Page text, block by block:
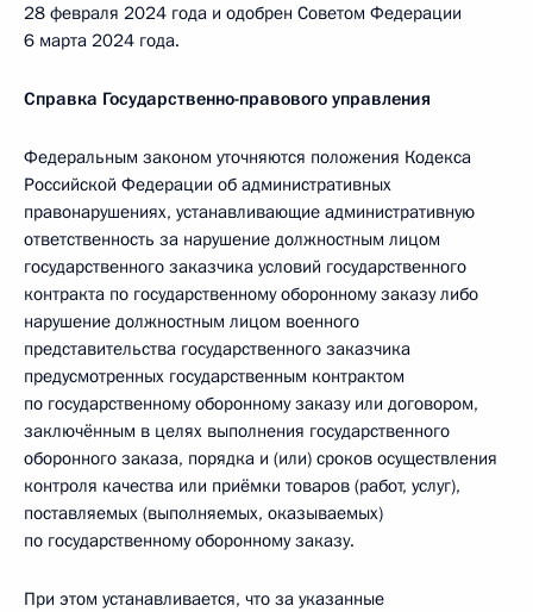
28 февраля 2024 года и одобрен Советом Федерации
6 марта 2024 года.
Справка Государственно-правового управления
Федеральным законом уточняются положения Кодекса
Российской Федерации об административных
правонарушениях, устанавливающие административную
ответственность за нарушение должностным лицом
государственного заказчика условий государственного
контракта по государственному оборонному заказу либо
нарушение должностным лицом военного
представительства государственного заказчика
предусмотренных государственным контрактом
по государственному оборонному заказу или договором,
заключённым в целях выполнения государственного
оборонного заказа, порядка и (или) сроков осуществления
контроля качества или приёмки товаров (работ, услуг),
поставляемых (выполняемых, оказываемых)
по государственному оборонному заказу.
При этом устанавливается, что за указанные